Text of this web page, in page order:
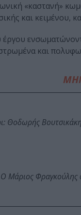
«καστανή»
και κειμένου,
και
Θοδωρής
Μάριος